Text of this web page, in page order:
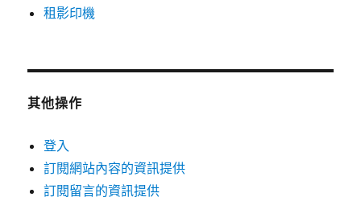
租影印機
其他操作
登入
訂閱網站內容的資訊提供
訂閱留言的資訊提供